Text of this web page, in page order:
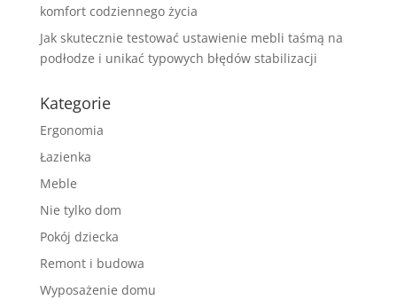
komfort codziennego życia
Jak skutecznie testować ustawienie mebli taśmą na
podłodze i unikać typowych błędów stabilizacji
Kategorie
Ergonomia
Łazienka
Meble
Nie tylko dom
Pokój dziecka
Remont i budowa
Wyposażenie domu